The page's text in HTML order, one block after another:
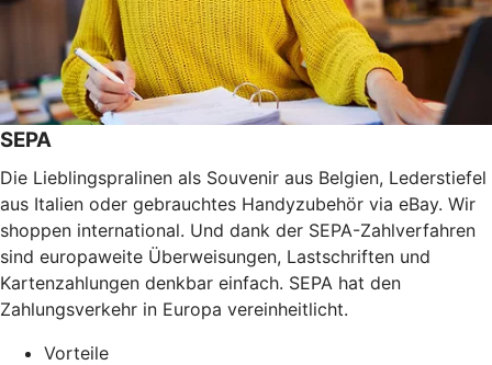
SEPA
Die Lieblingspralinen als Souvenir aus Belgien, Lederstiefel
aus Italien oder gebrauchtes Handyzubehör via eBay. Wir
shoppen international. Und dank der SEPA-Zahlverfahren
sind europaweite Überweisungen, Lastschriften und
Kartenzahlungen denkbar einfach. SEPA hat den
Zahlungsverkehr in Europa vereinheitlicht.
Vorteile